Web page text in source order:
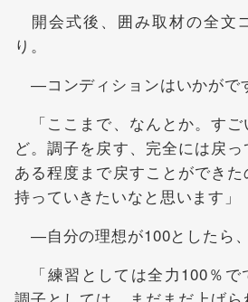
開会式後、囲み取材の全文
り。
―コンディションはいかがで
「ここまで、なんとか。すご
ど。調子を戻す、完全には戻っ
ある程度まで戻すことができ
持っていきたいなと思います」
―自分の理想が100としたら
「練習としては全力100％で